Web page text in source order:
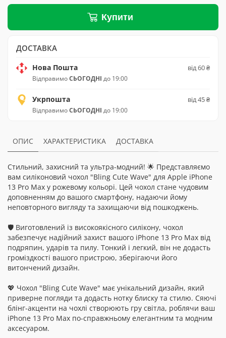
Купити
ДОСТАВКА
Нова Пошта
ВідправимоСЬОГОДНІ до 19:00
від 60 ₴
Укрпошта
ВідправимоСЬОГОДНІ до 19:00
від 45 ₴
ОПИС ХАРАКТЕРИСТИКА ДОСТАВКА
Стильний, захисний та ультра-модний! 🌟 Представляємо
вам силіконовий чохол "Bling Cute Wave" для Apple iPhone
13 Pro Max у рожевому кольорі. Цей чохол стане чудовим
доповненням до вашого смартфону, надаючи йому
неповторного вигляду та захищаючи від пошкоджень.
🛡️ Виготовлений із високоякісного силікону, чохол
забезпечує надійний захист вашого iPhone 13 Pro Max від
подряпин, ударів та пилу. Тонкий і легкий, він не додасть
громіздкості вашого пристрою, зберігаючи його
витончений дизайн.
💖 Чохол "Bling Cute Wave" має унікальний дизайн, який
приверне погляди та додасть нотку блиску та стилю. Сяючі
блінг-акценти на чохлі створюють гру світла, роблячи ваш
iPhone 13 Pro Max по-справжньому елегантним та модним
аксесуаром.